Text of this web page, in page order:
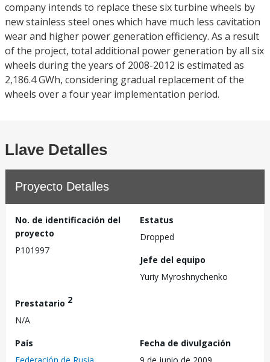
company intends to replace these six turbine wheels by
new stainless steel ones which have much less cavitation
wear and higher power generation efficiency. As a result
of the project, total additional power generation by all six
wheels during the years of 2008-2012 is estimated as
2,186.4 GWh, considering gradual replacement of the
wheels over a four year implementation period.
Llave Detalles
Proyecto Detalles
No. de identificación del
proyecto
P101997
Estatus
Dropped
Jefe del equipo
Yuriy Myroshnychenko
Prestatario 2
N/A
País
Federación de Rusia
Fecha de divulgación
9 de junio de 2009